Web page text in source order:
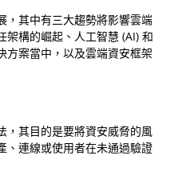
，其中有三大趨勢將影響雲端
架構的崛起、人工智慧 (AI) 和
方案當中，以及雲端資安框架
，其目的是要將資安威脅的風
、連線或使用者在未通過驗證